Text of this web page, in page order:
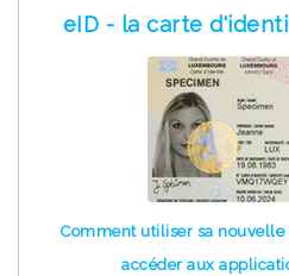
eID - la carte
Comment utiliser sa
accéder aux